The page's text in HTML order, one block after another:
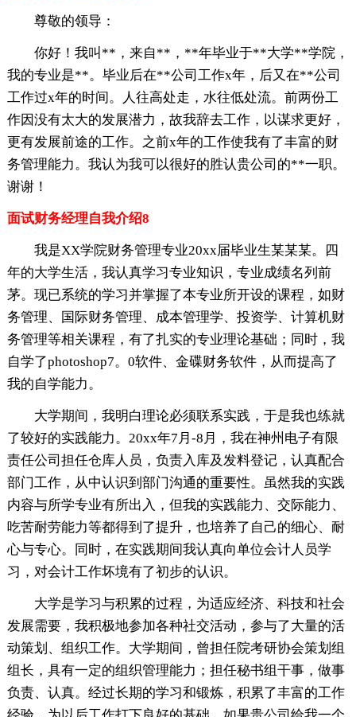
尊敬的领导：
你好！我叫**，来自**，**年毕业于**大学**学院，
我的专业是**。毕业后在**公司工作x年，后又在**公司
工作过x年的时间。人往高处走，水往低处流。前两份工
作因没有太大的发展潜力，故我辞去工作，以谋求更好，
更有发展前途的工作。之前x年的工作使我有了丰富的财
务管理能力。我认为我可以很好的胜认贵公司的**一职。
谢谢！
面试财务经理自我介绍8
我是XX学院财务管理专业20xx届毕业生某某某。四
年的大学生活，我认真学习专业知识，专业成绩名列前
茅。现已系统的学习并掌握了本专业所开设的课程，如财
务管理、国际财务管理、成本管理学、投资学、计算机财
务管理等相关课程，有了扎实的专业理论基础；同时，我
自学了photoshop7。0软件、金碟财务软件，从而提高了
我的自学能力。
大学期间，我明白理论必须联系实践，于是我也练就
了较好的实践能力。20xx年7月-8月，我在神州电子有限
责任公司担任仓库人员，负责入库及发料登记，认真配合
部门工作，从中认识到部门沟通的重要性。虽然我的实践
内容与所学专业有所出入，但我的实践能力、交际能力、
吃苦耐劳能力等都得到了提升，也培养了自己的细心、耐
心与专心。同时，在实践期间我认真向单位会计人员学
习，对会计工作坏境有了初步的认识。
大学是学习与积累的过程，为适应经济、科技和社会
发展需要，我积极地参加各种社交活动，参与了大量的活
动策划、组织工作。大学期间，曾担任院考研协会策划组
组长，具有一定的组织管理能力；担任秘书组干事，做事
负责、认真。经过长期的学习和锻炼，积累了丰富的工作